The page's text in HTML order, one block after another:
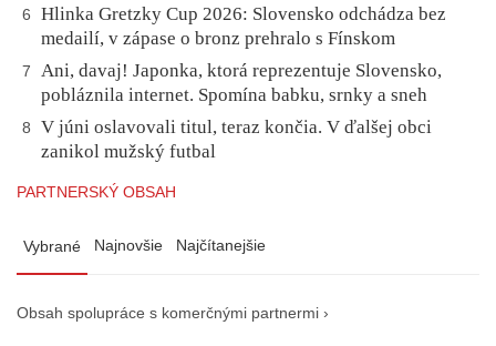
6
Hlinka Gretzky Cup 2026: Slovensko odchádza bez
medailí, v zápase o bronz prehralo s Fínskom
7
Ani, davaj! Japonka, ktorá reprezentuje Slovensko,
pobláznila internet. Spomína babku, srnky a sneh
8
V júni oslavovali titul, teraz končia. V ďalšej obci
zanikol mužský futbal
PARTNERSKÝ OBSAH
Vybrané Najnovšie Najčítanejšie
Obsah spolupráce s komerčnými partnermi ›